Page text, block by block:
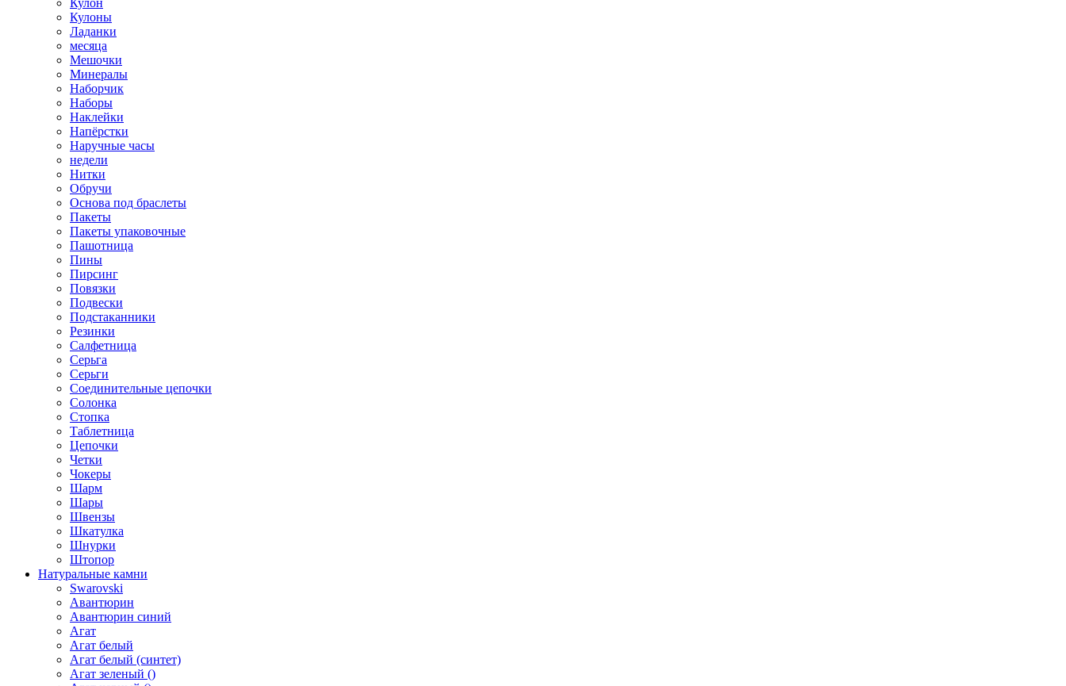
Кулон
Кулоны
Ладанки
месяца
Мешочки
Минералы
Наборчик
Наборы
Наклейки
Напёрстки
Наручные часы
недели
Нитки
Обручи
Основа под браслеты
Пакеты
Пакеты упаковочные
Пашотница
Пины
Пирсинг
Повязки
Подвески
Подстаканники
Резинки
Салфетница
Серьга
Серьги
Соединительные цепочки
Солонка
Стопка
Таблетница
Цепочки
Четки
Чокеры
Шарм
Шары
Швензы
Шкатулка
Шнурки
Штопор
Натуральные камни
Swarovski
Авантюрин
Авантюрин синий
Агат
Агат белый
Агат белый (синтет)
Агат зеленый ()